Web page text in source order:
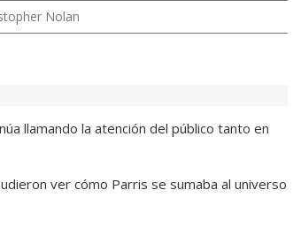
Nolan
llamando la atención del público tanto en
ver cómo Parris se sumaba al universo